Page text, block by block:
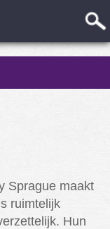
Sprague maakt
ruimtelijk
Hun